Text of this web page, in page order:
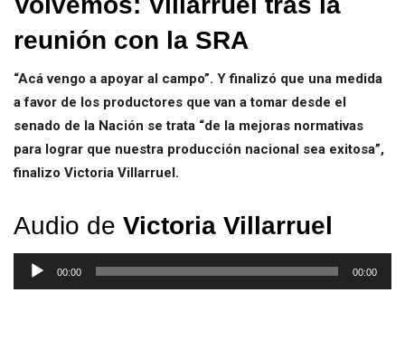
reunión con la SRA
“Acá vengo a apoyar al campo”. Y finalizó que una medida
a favor de los productores que van a tomar desde el
senado de la Nación se trata “de la mejoras normativas
para lograr que nuestra producción nacional sea exitosa”,
finalizo Victoria Villarruel.
Audio de Victoria Villarruel
Reproductor
00:00 00:00